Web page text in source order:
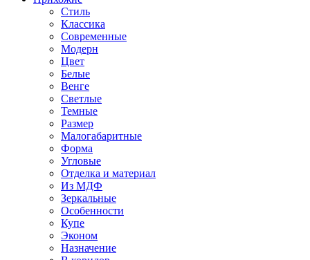
Стиль
Классика
Современные
Модерн
Цвет
Белые
Венге
Светлые
Темные
Размер
Малогабаритные
Форма
Угловые
Отделка и материал
Из МДФ
Зеркальные
Особенности
Купе
Эконом
Назначение